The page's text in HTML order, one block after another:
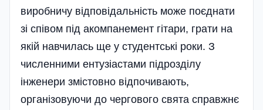
виробничу від­повідальність може поєднати
зі співом під акомпанемент гітари, грати на
якій навчилась ще у студентські роки. З
численними ентузі­астами підрозді­лу
інженери змістовно відпочивають,
організовуючи до чергового свята справжнє